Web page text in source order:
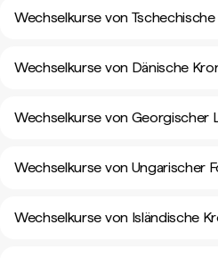
Wechselkurse von
Wechselkurse von Dänische
Wechselkurse von Georgischer
Wechselkurse von Ungarischer
Wechselkurse von Isländische